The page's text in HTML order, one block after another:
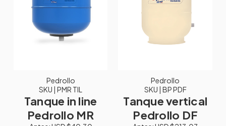
Pedrollo
SKU | PMR TIL
Tanque in line
Pedrollo MR
Pedrollo
SKU | BP PDF
Tanque vertical
Pedrollo DF